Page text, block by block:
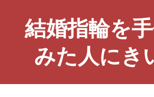
結婚指輪を
みた人にき